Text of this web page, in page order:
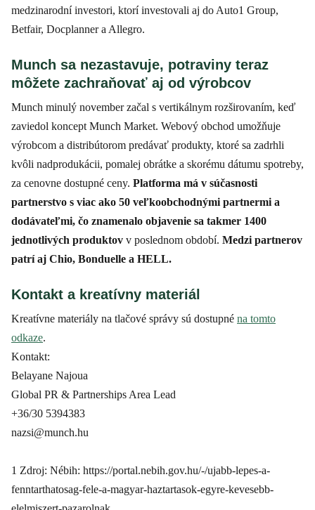
medzinarodní investori, ktorí investovali aj do Auto1 Group,
Betfair, Docplanner a Allegro.
Munch sa nezastavuje, potraviny teraz
môžete zachraňovať aj od výrobcov
Munch minulý november začal s vertikálnym rozširovaním, keď
zaviedol koncept Munch Market. Webový obchod umožňuje
výrobcom a distribútorom predávať produkty, ktoré sa zadrhli
kvôli nadprodukácii, pomalej obrátke a skorému dátumu spotreby,
za cenovne dostupné ceny. Platforma má v súčasnosti
partnerstvo s viac ako 50 veľkoobchodnými partnermi a
dodávateľmi, čo znamenalo objavenie sa takmer 1400
jednotlivých produktov v poslednom období. Medzi partnerov
patrí aj Chio, Bonduelle a HELL.
Kontakt a kreatívny materiál
Kreatívne materiály na tlačové správy sú dostupné na tomto
odkaze.
Kontakt:
Belayane Najoua
Global PR & Partnerships Area Lead
+36/30 5394383
nazsi@munch.hu
1 Zdroj: Nébih: https://portal.nebih.gov.hu/-/ujabb-lepes-a-
fenntarthatosag-fele-a-magyar-haztartasok-egyre-kevesebb-